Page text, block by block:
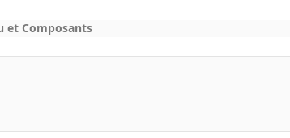
et Composants